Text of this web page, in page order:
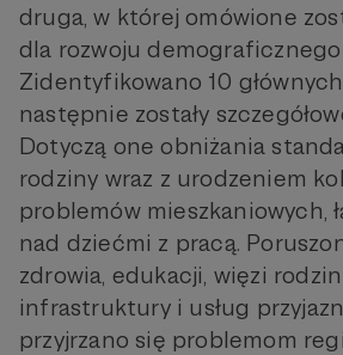
druga, w której omówione
dla rozwoju demograficznego
Zidentyfikowano 10
następnie zostały
Dotyczą one obniżania
rodziny wraz z urodzeniem
problemów mieszkaniowych,
nad dziećmi z pracą.
zdrowia, edukacji, więzi
infrastruktury i usług
przyjrzano się problemom